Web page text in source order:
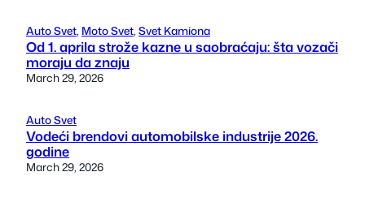
Auto Svet, Moto Svet, Svet Kamiona
Od 1. aprila strože kazne u saobraćaju: šta vozači
moraju da znaju
March 29, 2026
Auto Svet
Vodeći brendovi automobilske industrije 2026.
godine
March 29, 2026